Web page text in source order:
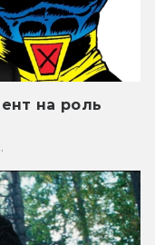
на роль